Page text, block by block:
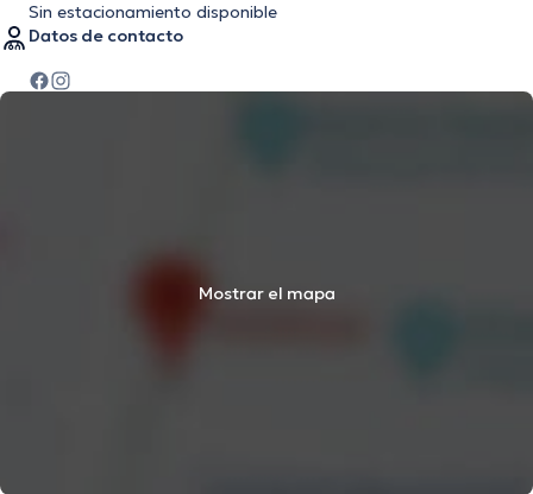
Sin estacionamiento disponible
Datos de contacto
Mostrar el mapa